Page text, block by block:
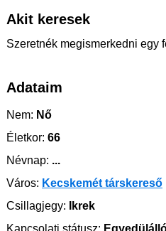
Akit keresek
Szeretnék megismerkedni egy
Adataim
Nem: Nő
Életkor: 66
Névnap: ...
Város: Kecskemét társkereső
Csillagjegy: Ikrek
Kapcsolati státusz: